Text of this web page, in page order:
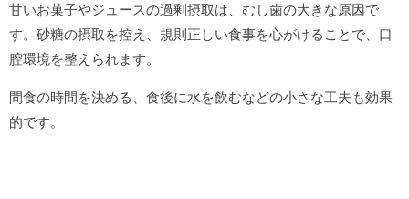
甘いお菓子やジュースの過剰摂取は、むし歯の大きな原因で
す。砂糖の摂取を控え、規則正しい食事を心がけることで、口
腔環境を整えられます。
間食の時間を決める、食後に水を飲むなどの小さな工夫も効果
的です。